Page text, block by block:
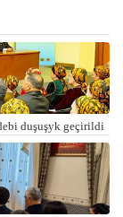
duşuşyk geçirildi